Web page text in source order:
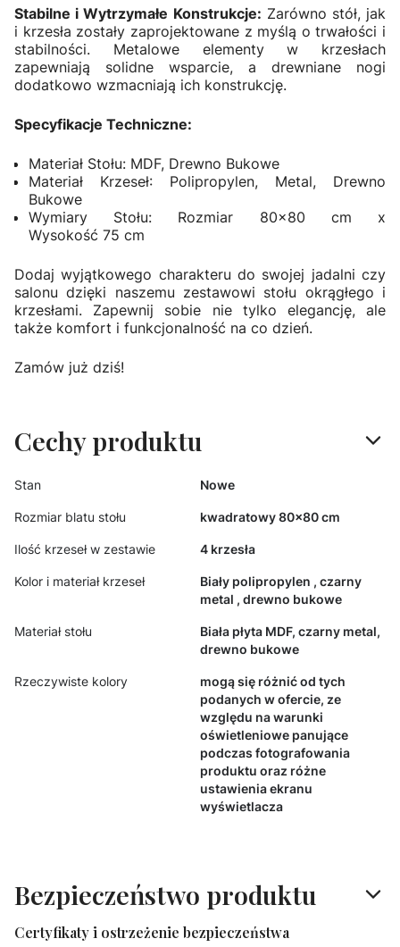
Stabilne i Wytrzymałe Konstrukcje: Zarówno stół, jak
i krzesła zostały zaprojektowane z myślą o trwałości i
stabilności. Metalowe elementy w krzesłach
zapewniają solidne wsparcie, a drewniane nogi
dodatkowo wzmacniają ich konstrukcję.
Specyfikacje Techniczne:
Materiał Stołu: MDF, Drewno Bukowe
Materiał Krzeseł: Polipropylen, Metal, Drewno
Bukowe
Wymiary Stołu: Rozmiar 80x80 cm x
Wysokość 75 cm
Dodaj wyjątkowego charakteru do swojej jadalni czy
salonu dzięki naszemu zestawowi stołu okrągłego i
krzesłami. Zapewnij sobie nie tylko elegancję, ale
także komfort i funkcjonalność na co dzień.
Zamów już dziś!
Cechy produktu
Stan Nowe
Rozmiar blatu stołu kwadratowy 80x80 cm
Ilość krzeseł w zestawie 4 krzesła
Kolor i materiał krzeseł
Biały polipropylen , czarny
metal , drewno bukowe
Materiał stołu
Biała płyta MDF, czarny metal,
drewno bukowe
Rzeczywiste kolory
mogą się różnić od tych
podanych w ofercie, ze
względu na warunki
oświetleniowe panujące
podczas fotografowania
produktu oraz różne
ustawienia ekranu
wyświetlacza
Bezpieczeństwo produktu
Certyfikaty i ostrzeżenie bezpieczeństwa